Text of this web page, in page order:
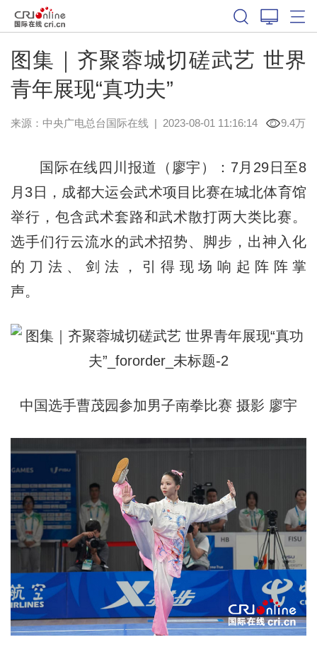
图集｜齐聚蓉城切磋武艺 世界
青年展现“真功夫”
来源：中央广电总台国际在线| 2023-08-01 11:16:14 9.4万
国际在线四川报道（廖宇）：7月29日至8
月3日，成都大运会武术项目比赛在城北体育馆
举行，包含武术套路和武术散打两大类比赛。
选手们行云流水的武术招势、脚步，出神入化
的刀法、剑法，引得现场响起阵阵掌
声。
中国选手曹茂园参加男子南拳比赛 摄影 廖宇